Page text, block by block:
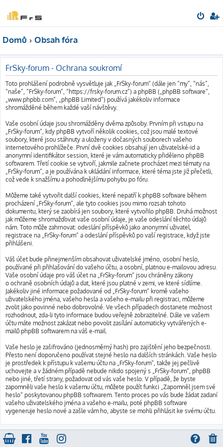
Domů Obsah fóra
FrSky-forum - Ochrana soukromí
Toto prohlášení podrobně vysvětluje jak „FrSky-forum“ (dále jen “my”, “nás”,
“naše”, “FrSky-forum”, “https://frsky-forum.cz”) a phpBB („phpBB software“,
„www.phpbb.com“, „phpBB Limited“) používá jakékoliv informace
shromážděné během každé vaší návštěvy.
Vaše osobní údaje jsou shromážděny dvěma způsoby. Prvním při vstupu na
„FrSky-forum“, kdy phpBB vytvoří několik cookies, což jsou malé textové
soubory, které jsou stáhnuty a uloženy v dočasných souborech vašeho
internetového prohlížeče. První dvě cookies obsahují jen uživatelské-id a
anonymní identifikátor session, které je vám automaticky přiděleno phpBB
softwarem. Třetí cookie se vytvoří, jakmile začnete procházet mezi tématy na
„FrSky-forum“, a je používána k ukládání informace, které téma jste již přečetli,
což vede k snažšímu a pohodlnějšímu pohybu po fóru.
Můžeme také vytvořit další cookies, které nepatří k phpBB software během
procházení „FrSky-forum“, ale tyto cookies jsou mimo rozsah tohoto
dokumentu, který se zaobírá jen soubory, které vytvořilo phpBB. Druhá možnost
jak můžeme shromažďovat vaše osobní údaje, je vaše odeslání těchto údajů
nám. Toto může zahrnovat: odeslání příspěvků jako anonymní uživatel,
registrace na „FrSky-forum“ a odeslání příspěvků po vaší registrace, když jste
přihlášeni.
Váš účet bude přinejmenším obsahovat uživatelské jméno, osobní heslo,
používané při přihlašování do vašeho účtu, a osobní, platnou e-mailovou adresu.
Vaše osobní údaje pro váš účet na „FrSky-forum“ jsou chráněny zákony
o ochraně osobních údajů a dat, které jsou platné v zemi, ve které sídlíme.
Jakékoliv jiné informace požadované od „FrSky-forum“ kromě vašeho
uživatelského jména, vašeho hesla a vašeho e-mailu při registraci, můžeme
zvolit jako povinné nebo dobrovolné. Ve všech případech dostanete možnost
rozhodnout, zda-li tyto informace budou veřejně zobrazitelné. Dále ve vašem
účtu máte možnost zakázat nebo povolit zasílání automaticky vytvářených e-
mailů phpBB softwarem na váš e-mail.
Vaše heslo je zašifrováno (jednosměrný hash) pro zajištění jeho bezpečnosti.
Přesto není doporučeno používat stejné heslo na dalších stránkách. Vaše heslo
je prostředek k přístupu k vašemu účtu na „FrSky-forum“, takže jej pečlivě
uchovejte a v žádném případě nebude nikdo spojený s „FrSky-forum“, phpBB
nebo jiné, třetí strany, požadovat od vás vaše heslo. V případě, že byste
zapomněli vaše heslo k vašemu účtu, můžete použít funkci „Zapomněl jsem své
heslo“ poskytovanou phpBB softwarem. Tento proces po vás bude žádat zadaní
vašeho uživatelského jména a vašeho e-mailu, poté phpBB software
vygeneruje heslo nové a zašle vám ho, abyste se mohli přihlásit ke svému účtu.